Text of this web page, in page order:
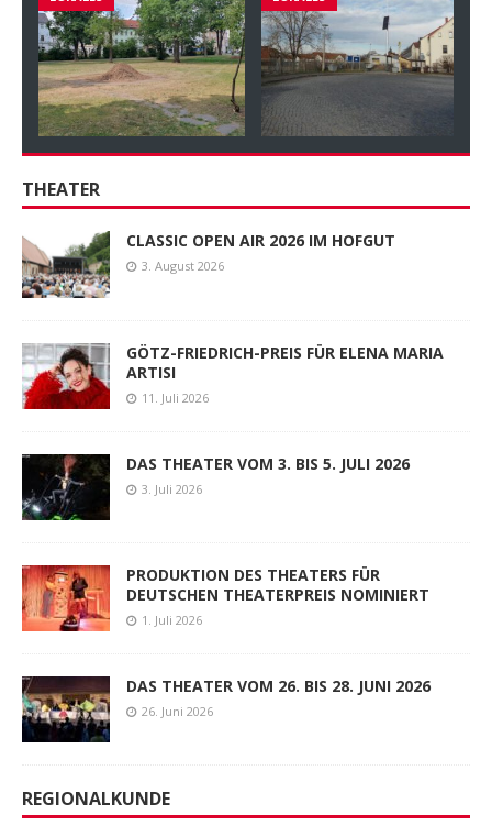
THEATER
CLASSIC OPEN AIR 2026 IM HOFGUT
3. August 2026
GÖTZ-FRIEDRICH-PREIS FÜR ELENA MARIA
ARTISI
11. Juli 2026
DAS THEATER VOM 3. BIS 5. JULI 2026
3. Juli 2026
PRODUKTION DES THEATERS FÜR
DEUTSCHEN THEATERPREIS NOMINIERT
1. Juli 2026
DAS THEATER VOM 26. BIS 28. JUNI 2026
26. Juni 2026
REGIONALKUNDE